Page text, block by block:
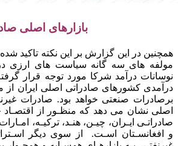
بازارهای اصلی
همچنین در این گزارش بر این نکته تاکید
مولفه های سه گانه سیاست های ارزی
نوسانات درآمد شرکا مورد توجه قرار
درآمدی کشورهای صادراتی اصلی ایران از
برصادرات صنعتی خواهد بود. صادرات
اصلی نشان می دهد که منظـور از اقتصـاد
صادراتـی ایـران، چیـن، هنـد، ترکیـه،
و افغانسـتان اسـت. از سوی دیگر